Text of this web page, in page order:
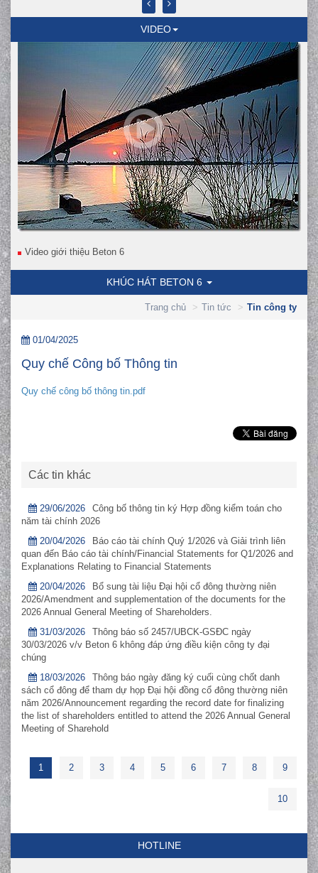
VIDEO
Video giới thiệu Beton 6
KHÚC HÁT BETON 6
Trang chủ Tin tức Tin công ty
01/04/2025
Quy chế Công bố Thông tin
Quy chế công bố thông tin.pdf
Các tin khác
29/06/2026
Công bố thông tin ký Hợp đồng kiểm toán cho
năm tài chính 2026
20/04/2026
Báo cáo tài chính Quý 1/2026 và Giải trình liên
quan đến Báo cáo tài chính/Financial Statements for Q1/2026 and
Explanations Relating to Financial Statements
20/04/2026
Bổ sung tài liệu Đại hội cổ đông thường niên
2026/Amendment and supplementation of the documents for the
2026 Annual General Meeting of Shareholders.
31/03/2026
Thông báo số 2457/UBCK-GSĐC ngày
30/03/2026 v/v Beton 6 không đáp ứng điều kiện công ty đại
chúng
18/03/2026
Thông báo ngày đăng ký cuối cùng chốt danh
sách cổ đông để tham dự họp Đại hội đồng cổ đông thường niên
năm 2026/Announcement regarding the record date for finalizing
the list of shareholders entitled to attend the 2026 Annual General
Meeting of Sharehold
1 2 3 4 5 6 7 8 9
10
HOTLINE